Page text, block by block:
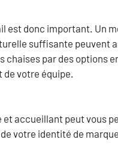
est donc important. Un
suffisante peuvent
chaises par des options
votre équipe.
et accueillant peut vous
votre identité de